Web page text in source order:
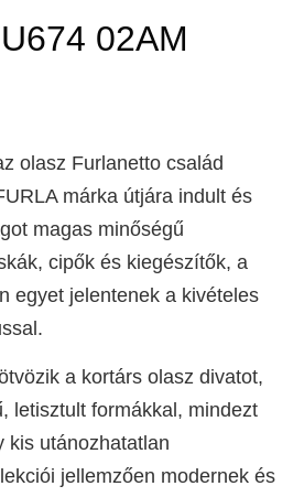
02AM
olasz Furlanetto család
márka útjára indult és
magas minőségű
cipők és kiegészítők, a
egyet jelentenek a kivételes
a kortárs olasz divatot,
letisztult formákkal, mindezt
kis utánozhatatlan
jellemzően modernek és